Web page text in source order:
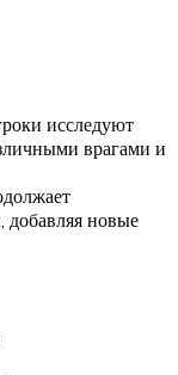
исследуют
врагами и
новые